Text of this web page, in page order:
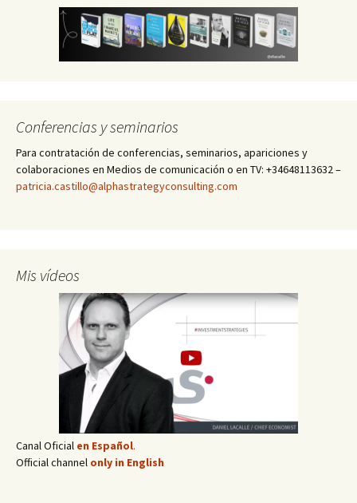
Conferencias y seminarios
Para contratación de conferencias, seminarios, apariciones y
colaboraciones en Medios de comunicación o en TV: +34648113632 –
patricia.castillo@alphastrategyconsulting.com
Mis vídeos
Canal Oficial en Español.
Official channel only in English